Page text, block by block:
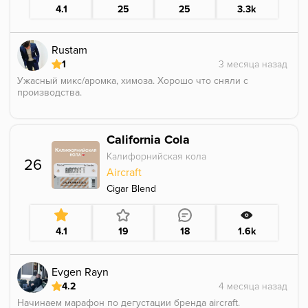
4.1 25 25 3.3k
Rustam
1
Ужасный микс/аромка, химоза. Хорошо что сняли с
производства.
26
California Cola
Калифорнийская кола
Aircraft
Cigar Blend
4.1 19 18 1.6k
Evgen Rayn
4.2
Начинаем марафон по дегустации бренда aircraft.